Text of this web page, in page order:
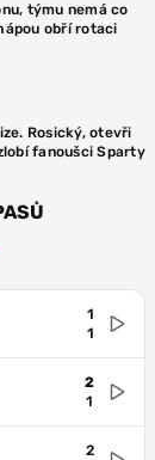
týmu nemá co
obří rotaci
Rosický, otevři
fanoušci Sparty
1
1
2
1
2